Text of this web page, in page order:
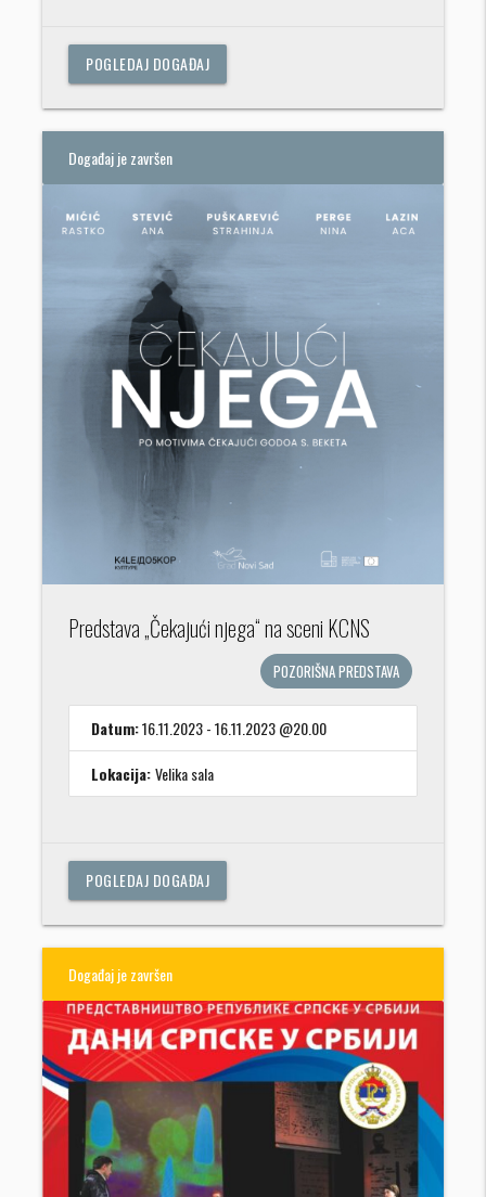
POGLEDAJ DOGAĐAJ
Događaj je završen
Predstava „Čekajući njega“ na sceni KCNS
POZORIŠNA PREDSTAVA
Datum:16.11.2023 - 16.11.2023 @20.00
Lokacija:Velika sala
POGLEDAJ DOGAĐAJ
Događaj je završen